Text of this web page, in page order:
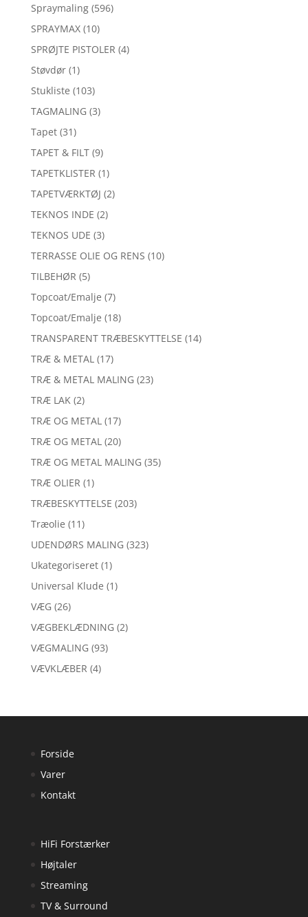
Spraymaling (596)
SPRAYMAX (10)
SPRØJTE PISTOLER (4)
Støvdør (1)
Stukliste (103)
TAGMALING (3)
Tapet (31)
TAPET & FILT (9)
TAPETKLISTER (1)
TAPETVÆRKTØJ (2)
TEKNOS INDE (2)
TEKNOS UDE (3)
TERRASSE OLIE OG RENS (10)
TILBEHØR (5)
Topcoat/Emalje (7)
Topcoat/Emalje (18)
TRANSPARENT TRÆBESKYTTELSE (14)
TRÆ & METAL (17)
TRÆ & METAL MALING (23)
TRÆ LAK (2)
TRÆ OG METAL (17)
TRÆ OG METAL (20)
TRÆ OG METAL MALING (35)
TRÆ OLIER (1)
TRÆBESKYTTELSE (203)
Træolie (11)
UDENDØRS MALING (323)
Ukategoriseret (1)
Universal Klude (1)
VÆG (26)
VÆGBEKLÆDNING (2)
VÆGMALING (93)
VÆVKLÆBER (4)
Forside
Varer
Kontakt
HiFi Forstærker
Højtaler
Streaming
TV & Surround